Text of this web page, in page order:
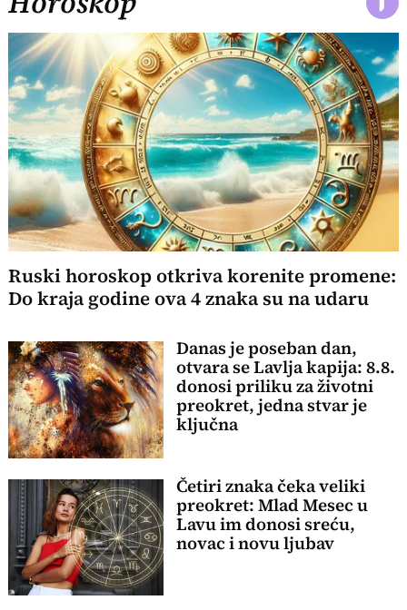
Ruski horoskop otkriva korenite promene:
Do kraja godine ova 4 znaka su na udaru
Danas je poseban dan,
otvara se Lavlja kapija: 8.8.
donosi priliku za životni
preokret, jedna stvar je
ključna
Četiri znaka čeka veliki
preokret: Mlad Mesec u
Lavu im donosi sreću,
novac i novu ljubav